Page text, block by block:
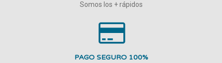
Somos los + rápidos
PAGO SEGURO 100%